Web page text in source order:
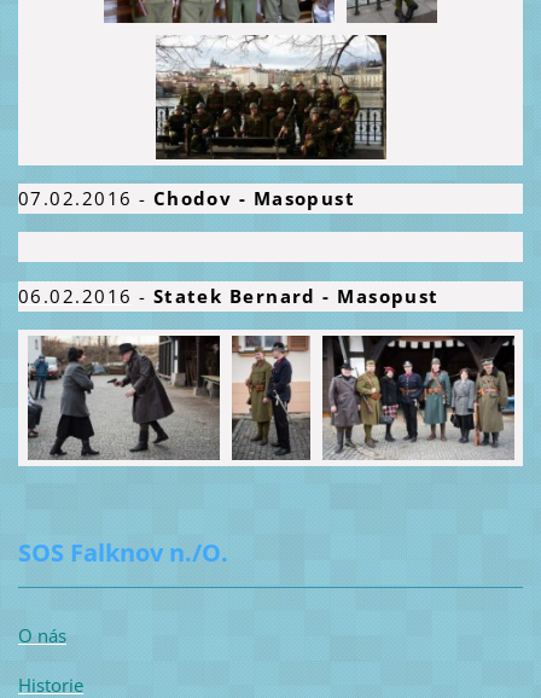
07.02.2016 - Chodov - Masopust
06.02.2016 - Statek Bernard - Masopust
SOS Falknov n./O.
O nás
Historie